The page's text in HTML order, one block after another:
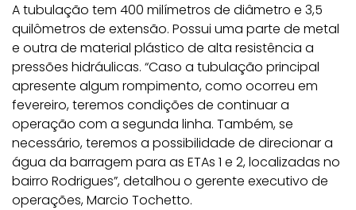
A tubulação tem 400 milímetros de diâmetro e 3,5
quilômetros de extensão. Possui uma parte de metal
e outra de material plástico de alta resistência a
pressões hidráulicas. “Caso a tubulação principal
apresente algum rompimento, como ocorreu em
fevereiro, teremos condições de continuar a
operação com a segunda linha. Também, se
necessário, teremos a possibilidade de direcionar a
água da barragem para as ETAs 1 e 2, localizadas no
bairro Rodrigues”, detalhou o gerente executivo de
operações, Marcio Tochetto.